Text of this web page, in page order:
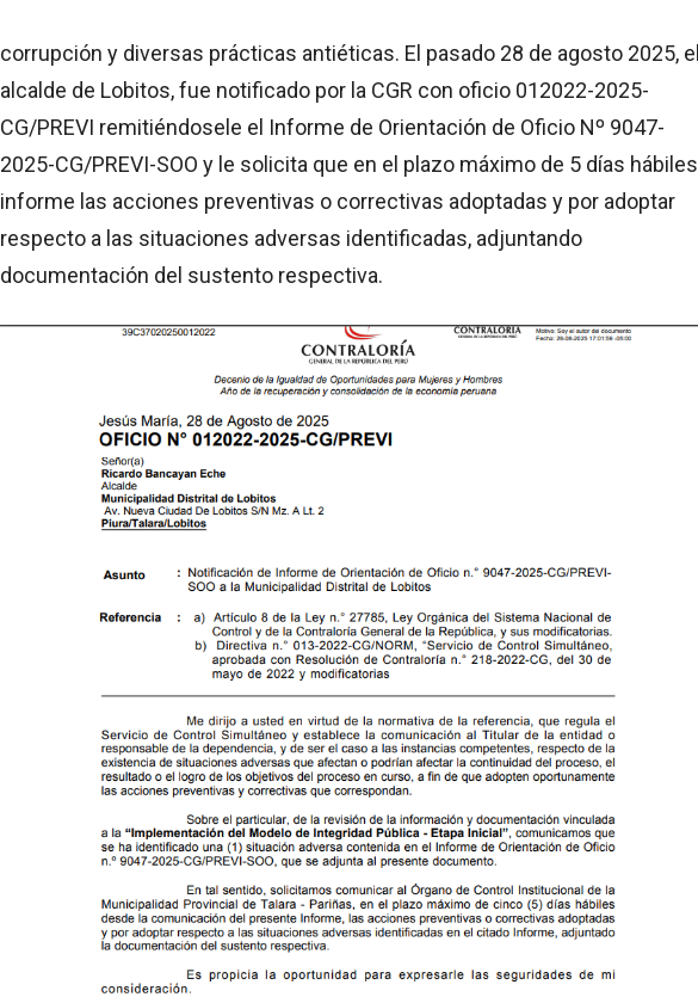
corrupción y diversas prácticas antiéticas. El pasado 28 de agosto 2025, el
alcalde de Lobitos, fue notificado por la CGR con oficio 012022-2025-
CG/PREVI remitiéndosele el Informe de Orientación de Oficio Nº 9047-
2025-CG/PREVI-SOO y le solicita que en el plazo máximo de 5 días hábiles
informe las acciones preventivas o correctivas adoptadas y por adoptar
respecto a las situaciones adversas identificadas, adjuntando
documentación del sustento respectiva.